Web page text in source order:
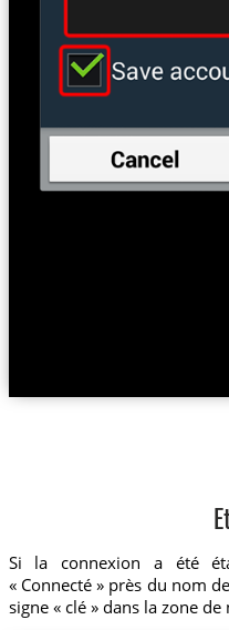
Si la connexion a été
« Connecté » près du nom
signe « clé » dans la zone